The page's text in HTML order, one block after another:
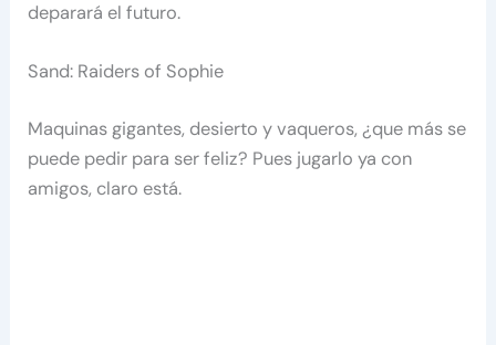
deparará el futuro.
Sand: Raiders of Sophie
Maquinas gigantes, desierto y vaqueros, ¿que más se
puede pedir para ser feliz? Pues jugarlo ya con
amigos, claro está.